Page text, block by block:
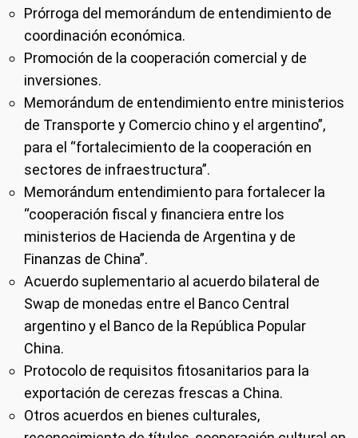
Prórroga del memorándum de entendimiento de
coordinación económica.
Promoción de la cooperación comercial y de
inversiones.
Memorándum de entendimiento entre ministerios
de Transporte y Comercio chino y el argentino”,
para el “fortalecimiento de la cooperación en
sectores de infraestructura”.
Memorándum entendimiento para fortalecer la
“cooperación fiscal y financiera entre los
ministerios de Hacienda de Argentina y de
Finanzas de China”.
Acuerdo suplementario al acuerdo bilateral de
Swap de monedas entre el Banco Central
argentino y el Banco de la República Popular
China.
Protocolo de requisitos fitosanitarios para la
exportación de cerezas frescas a China.
Otros acuerdos en bienes culturales,